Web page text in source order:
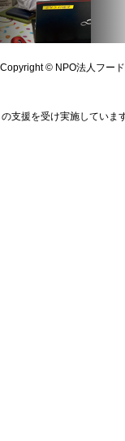
Copyright © NPO法人フー
の支援を受け実施していま